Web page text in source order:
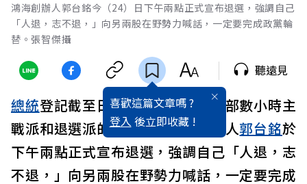
鴻海創辦人郭台銘今（24）日下午兩點正式宣布退選，強調自己
「人退，志不退，」向另兩股在野勢力喊話，一定要完成政黨輪
替。張智傑攝
喜歡這篇文章嗎 ?
登入 後立即收藏 !
聽遠見
總統登記截至日最後一天，歷經內部數小時主
戰派和退選派的爭論後，鴻海 創辦人郭台銘於
下午兩點正式宣布退選，強調自己「人退，志
不退，」向另兩股在野勢力喊話，一定要完成